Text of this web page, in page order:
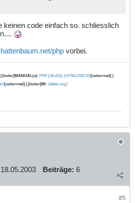
keinen code einfach so. schliesslich
php vorbei.
[/color]MANUAL(s): PHP MySQL| HTML/JS/CSS[color=red] |
[color=red] | [/color]IM : Jabber.org
18.05.2003 Beiträge: 6
#5